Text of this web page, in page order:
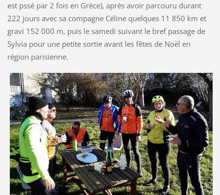
est pssé par 2 fois en Grèce), après avoir parcouru durant
222 jours avec sa compagne Céline quelques 11 850 km et
gravi 152 000 m, puis le samedi suivant le bref passage de
Sylvia pour une petite sortie avant les fêtes de Noël en
région parisienne.